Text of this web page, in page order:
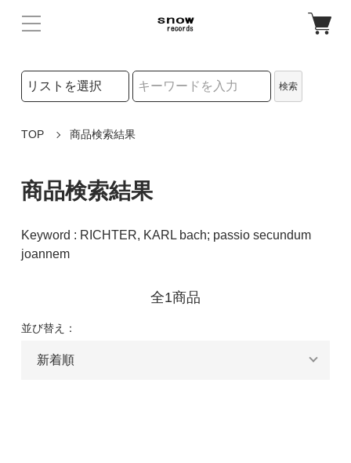
検索リストの選択
検索
TOP 商品検索結果
商品検索結果
Keyword : RICHTER, KARL bach; passio secundum
joannem
全1商品
並び替え：